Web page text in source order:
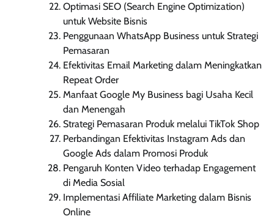
Optimasi SEO (Search Engine Optimization)
untuk Website Bisnis
Penggunaan WhatsApp Business untuk Strategi
Pemasaran
Efektivitas Email Marketing dalam Meningkatkan
Repeat Order
Manfaat Google My Business bagi Usaha Kecil
dan Menengah
Strategi Pemasaran Produk melalui TikTok Shop
Perbandingan Efektivitas Instagram Ads dan
Google Ads dalam Promosi Produk
Pengaruh Konten Video terhadap Engagement
di Media Sosial
Implementasi Affiliate Marketing dalam Bisnis
Online